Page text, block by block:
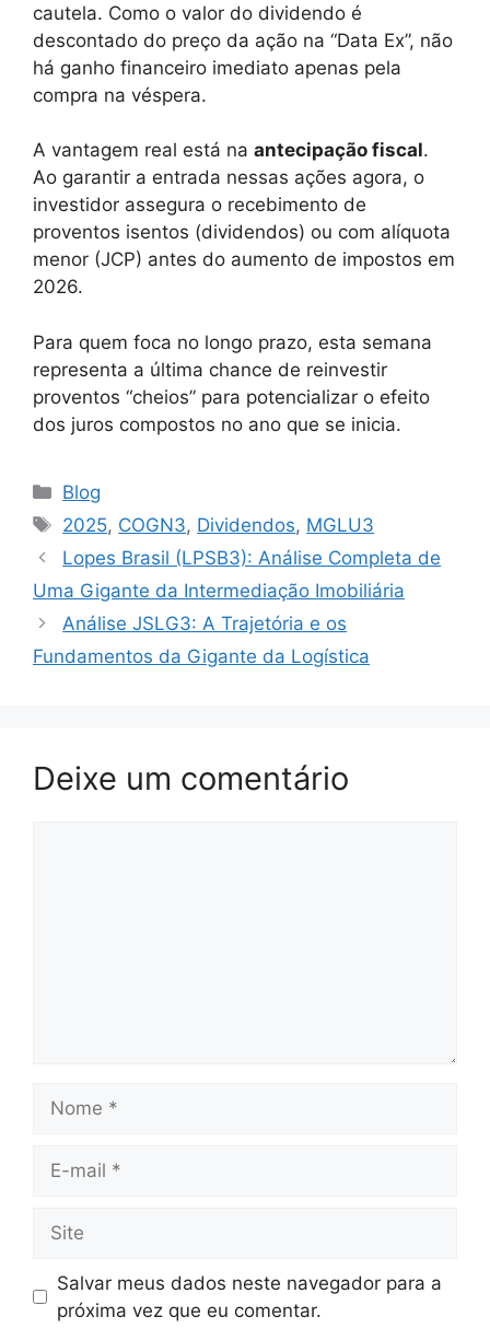
cautela. Como o valor do dividendo é
descontado do preço da ação na “Data Ex”, não
há ganho financeiro imediato apenas pela
compra na véspera.
A vantagem real está na antecipação fiscal.
Ao garantir a entrada nessas ações agora, o
investidor assegura o recebimento de
proventos isentos (dividendos) ou com alíquota
menor (JCP) antes do aumento de impostos em
2026.
Para quem foca no longo prazo, esta semana
representa a última chance de reinvestir
proventos “cheios” para potencializar o efeito
dos juros compostos no ano que se inicia.
Categorias
Blog
Tags
2025, COGN3, Dividendos, MGLU3
Lopes Brasil (LPSB3): Análise Completa de
Uma Gigante da Intermediação Imobiliária
Análise JSLG3: A Trajetória e os
Fundamentos da Gigante da Logística
Deixe um comentário
mail
Salvar meus dados neste navegador para a
próxima vez que eu comentar.